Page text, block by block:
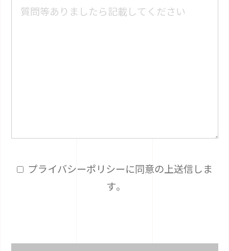
プライバシーポリシーに同意の上送信しま
す。